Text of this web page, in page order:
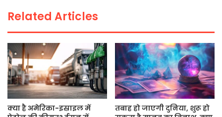
k
Related Articles
क्या है अमेरिका-इस्राइल में
तबाह हो जाएगी दुनिया, शुरू हो